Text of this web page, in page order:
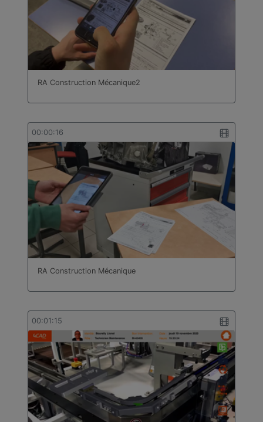
RA Construction Mécanique2
00:00:16
RA Construction Mécanique
00:01:15